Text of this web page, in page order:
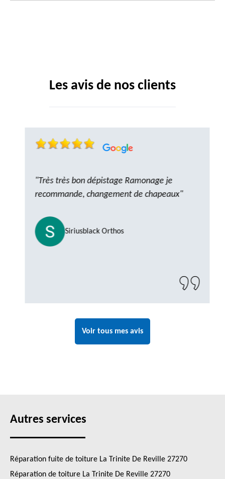
Les avis de nos clients
"Très très bon dépistage Ramonage je
recommande, changement de chapeaux"
Siriusblack Orthos
Voir tous mes avis
Autres services
Réparation fuite de toiture La Trinite De Reville 27270
Réparation de toiture La Trinite De Reville 27270